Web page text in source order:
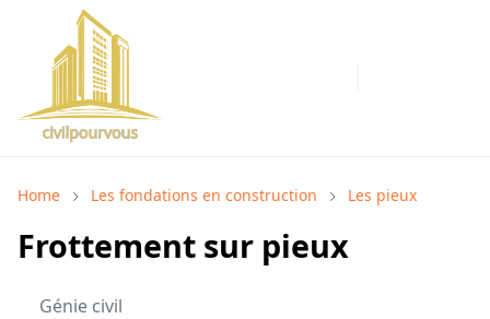
Home Les fondations en construction Les pieux
Frottement sur pieux
Génie civil